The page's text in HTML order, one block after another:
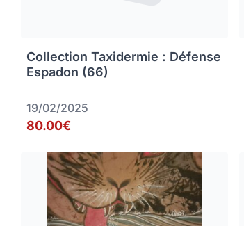
Collection Taxidermie : Défense
Espadon (66)
19/02/2025
80.00€